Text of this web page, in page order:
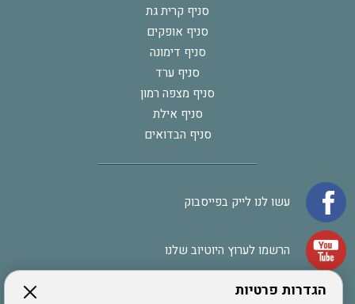
הגדרות פרטיות
סניף קרית גת
סניף אופקים
סניף דימונה
סניף ערד
סניף מצפה רמון
סניף אילת
סניף הבדואים
עשו לנו לייק בפייסבוק
הרשמו לערוץ היוטיוב שלנו